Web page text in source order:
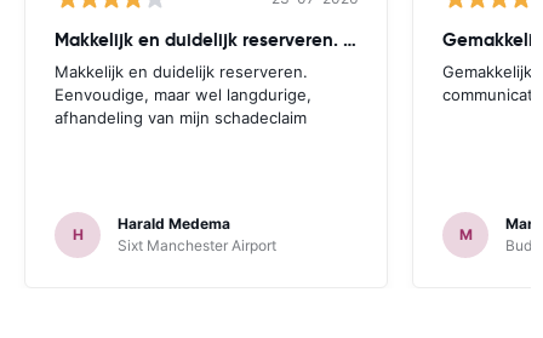
Makkelijk en duidelijk reserveren. Eenvoudige
Makkelijk en duidelijk reserveren.
Eenvoudige, maar wel langdurige,
afhandeling van mijn schadeclaim
H
Harald Medema
Sixt Manchester Airport
M